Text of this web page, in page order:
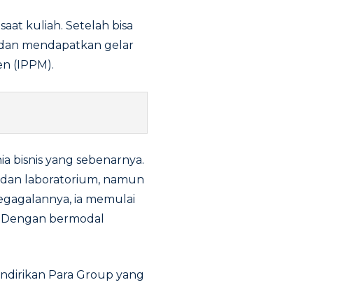
kuliah. Setelah bisa
mendapatkan gelar
(IPPM).
bisnis yang sebenarnya.
laboratorium, namun
ia memulai
bermodal
Para Group yang